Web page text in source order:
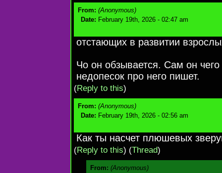
From: (Anonymous)
Date: February 19th, 2026 - 02:47 am
отстающих в развитии
Чо он обзывается. Сам он
недопесок про него пишет.
(Reply to this)
From: (Anonymous)
Date: February 19th, 2026 - 02:56 am
Как ты насчет плюшевых
(Reply to this) (Thread)
From: (Anonymous)